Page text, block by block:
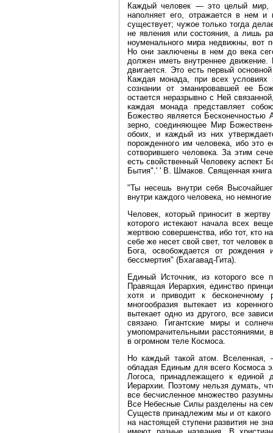
Каждый человек — это целый мир,
наполняет его, отражается в нем и
существует; чужое только тогда
не явления или состояния, а лишь
ноуменального мира недвижны, вот
Но они заключены в нем до века
должен иметь внутреннее
двигается. Это есть первый
Каждая монада, при всех
сознании от эманировавшей ее
остается неразрывно с Ней
каждая монада представляет
Божество является Бесконечностью
зерно, соединяющее Мир
обоих, и каждый из них
порожденного им человека, ибо это
сотворившего человека. За этим
есть свойственный Человеку аспект
Бытия".' ' В. Шмаков. Священная книга
"Ты несешь внутри себя
внутри каждого человека, но
Человек, который приносит в
которого истекают начала всех
жертвою совершенства, ибо тот, кто
себе же несет свой свет, тот
Бога, освобождается от
бессмертия" (Бхагавад‑Гита).
Единый Источник, из которого все
Правящая Иерархия, единство
хотя и приводит к бесконечному
многообразия вытекает из
вытекает одно из другого, все
связано. Гигантские миры и
умопомрачительными расстояниями,
в огромном теле Космоса.
Но каждый такой атом.
обладая Единым для всего Космоса
Логоса, принадлежащего к единой
Иерархии. Поэтому нельзя думать,
все бесчисленное множество
Все Небесные Силы разделены на
Существ принадлежим мы и от
на настоящей ступени развития не